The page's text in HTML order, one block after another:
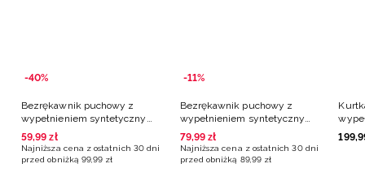
-40%
Bezrękawnik puchowy z
wypełnieniem syntetycznym
chłopięcy - zielony
59,99 zł
Najniższa cena z ostatnich 30 dni
przed obniżką 99,99 zł
-11%
Bezrękawnik puchowy z
wypełnieniem syntetycznym
chłopięcy - zielony
79,99 zł
Najniższa cena z ostatnich 30 dni
przed obniżką 89,99 zł
199,